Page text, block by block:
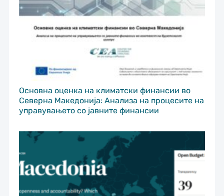
Основна оценка на климатски финансии во
Северна Македонија: Анализа на процесите на
управувањето со јавните финансии